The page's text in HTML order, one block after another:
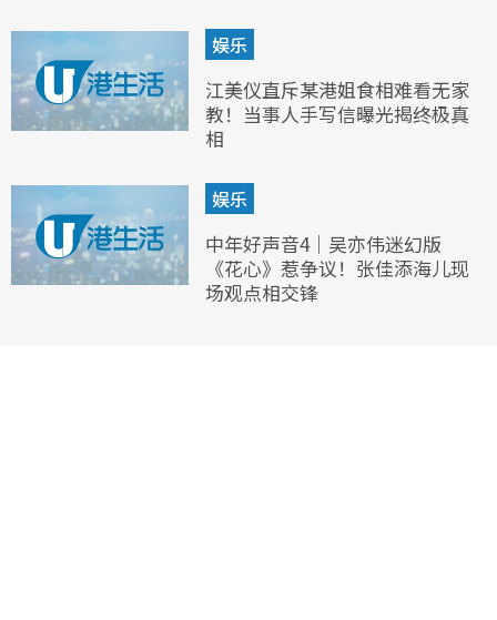
娱乐
江美仪直斥某港姐食相难看无家
教！当事人手写信曝光揭终极真
相
娱乐
中年好声音4｜吴亦伟迷幻版
《花心》惹争议！张佳添海儿现
场观点相交锋